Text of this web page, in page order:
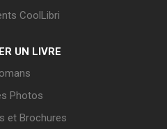
CoolLibri
UN LIVRE
Photos
et Brochures